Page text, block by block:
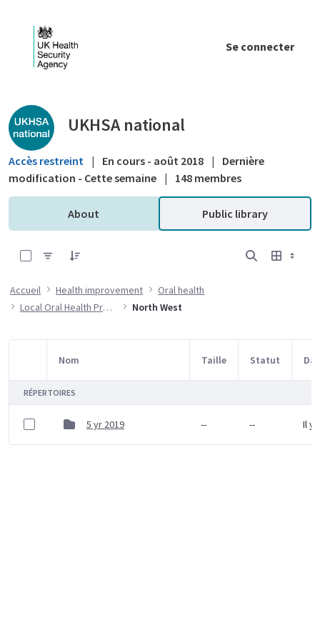
Se connecter
Public library - UKHSA national
UKHSA national
Accès restreint | En cours - août 2018 |
Dernière
modification - Cette semaine | 148 membres
About Public library
Accueil Health improvement
Oral health
Local Oral Health Profiles
North West
Sélection d'article
Nom Taille Statut
RÉPERTOIRES
5 yr 2019 -- -- Il y